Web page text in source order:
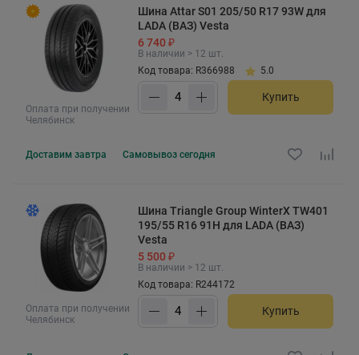
Оплата при получении
Челябинск
Шина Attar S01 205/50 R17 93W для
LADA (ВАЗ) Vesta
6 740 ₽
В наличии > 12 шт.
Код товара: R366988
5.0
Купить
Доставим завтра Самовывоз сегодня
Оплата при получении
Челябинск
Шина Triangle Group WinterX TW401
195/55 R16 91H для LADA (ВАЗ)
Vesta
5 500 ₽
В наличии > 12 шт.
Код товара: R244172
Купить